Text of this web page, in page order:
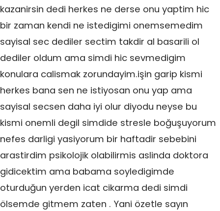
kazanirsin dedi herkes ne derse onu yaptim hic
bir zaman kendi ne istedigimi onemsemedim
sayisal sec dediler sectim takdir al basarili ol
dediler oldum ama simdi hic sevmedigim
konulara calismak zorundayim.işin garip kismi
herkes bana sen ne istiyosan onu yap ama
sayisal secsen daha iyi olur diyodu neyse bu
kismi onemli degil simdide stresle boğuşuyorum
nefes darligi yasiyorum bir haftadir sebebini
arastirdim psikolojik olabilirmis aslinda doktora
gidicektim ama babama soyledigimde
oturduğun yerden icat cikarma dedi simdi
ölsemde gitmem zaten . Yani özetle sayın